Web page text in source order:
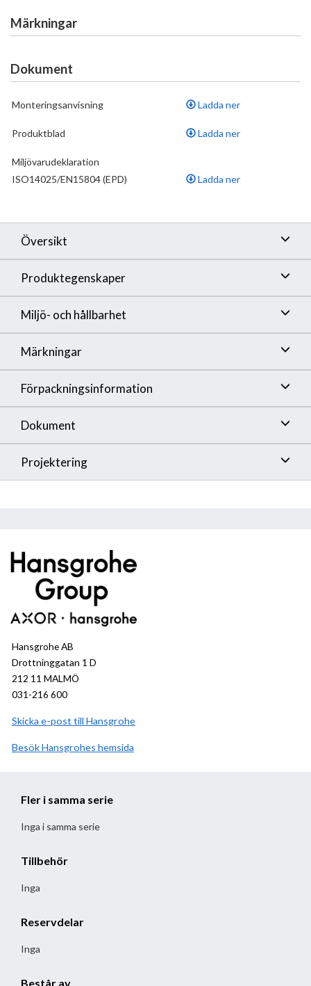
Ecostat E säkerhetsspärr vid 40°C förbrukaraktivering
monteringstyp: ytmontering anslutningsstorlek DN15
anslutningsgänga G ½ stickmått 160 cc variabelt
väggfäste skyddat mot återströmning rörlängd: 1067
mm Blandaren är en 150cc-blandare med påsatta
excentrar 2 funktioner
Märkningar
Dokument
Monteringsanvisning Ladda ner
Produktblad Ladda ner
Miljövarudeklaration
ISO14025/EN15804 (EPD)
Ladda ner
Översikt
Produktegenskaper
Miljö- och hållbarhet
Märkningar
Förpackningsinformation
Dokument
Projektering
Hansgrohe AB
Drottninggatan 1 D
212 11 MALMÖ
031-216 600
Skicka e-post till Hansgrohe
BesökHansgrohe hemsida
Fler i samma serie
Inga i samma serie
Tillbehör
Inga
Reservdelar
Inga
Består av